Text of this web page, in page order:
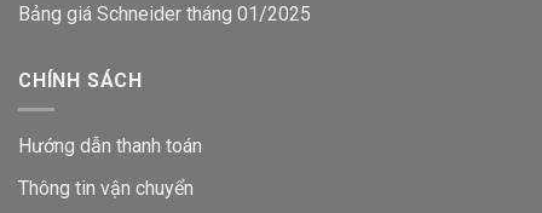
Bảng giá Schneider tháng 01/2025
CHÍNH SÁCH
Hướng dẫn thanh toán
Thông tin vận chuyển